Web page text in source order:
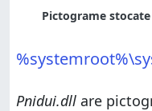
Pnidui.dll are